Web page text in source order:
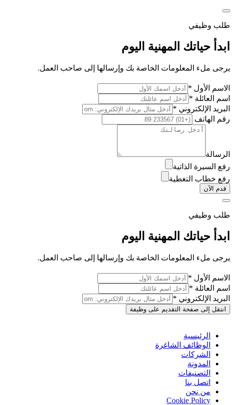
طلب وظيفي
ابدأ حياتك المهنية اليوم
يرجى ملء المعلومات الخاصة بك وإرسالها إلى صاحب العمل.
الاسم الأول *
اسم العائلة *
البريد الإلكتروني *
رقم الهاتف
الرسالة
رفع السيرة الذاتية
رفع خطاب التغطية
قدم الآن
طلب وظيفي
ابدأ حياتك المهنية اليوم
يرجى ملء المعلومات الخاصة بك وإرسالها إلى صاحب العمل.
الاسم الأول *
اسم العائلة *
البريد الإلكتروني *
انتقل إلى صفحة التقديم على وظيفة
الرئيسية
الوظائف الشاغرة
الشركات
المدونة
التصنيفات
اتصل بنا
من نحن
Cookie Policy